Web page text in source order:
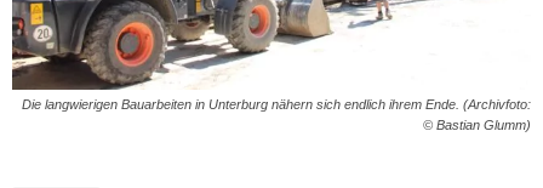
Die langwierigen Bauarbeiten in Unterburg nähern sich endlich ihrem Ende. (Archivfoto:
© Bastian Glumm)